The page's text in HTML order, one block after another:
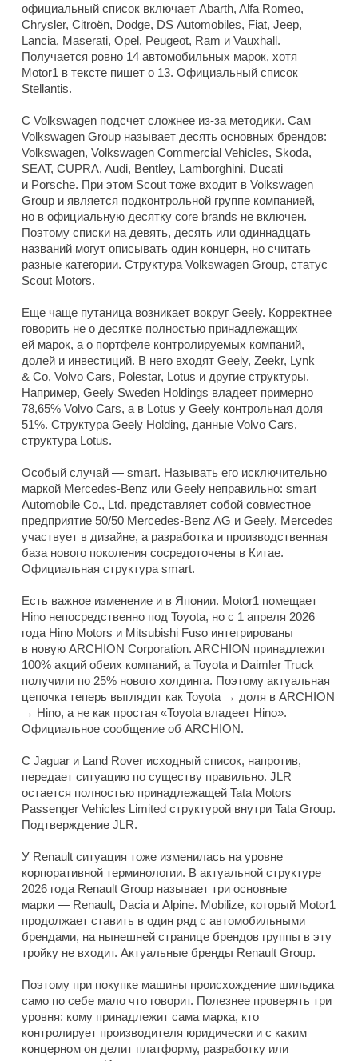
официальный список включает Abarth, Alfa Romeo,
Chrysler, Citroën, Dodge, DS Automobiles, Fiat, Jeep,
Lancia, Maserati, Opel, Peugeot, Ram и Vauxhall.
Получается ровно 14 автомобильных марок, хотя
Motor1 в тексте пишет о 13. Официальный список
Stellantis.
С Volkswagen подсчет сложнее из-за методики. Сам
Volkswagen Group называет десять основных брендов:
Volkswagen, Volkswagen Commercial Vehicles, Skoda,
SEAT, CUPRA, Audi, Bentley, Lamborghini, Ducati
и Porsche. При этом Scout тоже входит в Volkswagen
Group и является подконтрольной группе компанией,
но в официальную десятку core brands не включен.
Поэтому списки на девять, десять или одиннадцать
названий могут описывать один концерн, но считать
разные категории. Структура Volkswagen Group, статус
Scout Motors.
Еще чаще путаница возникает вокруг Geely. Корректнее
говорить не о десятке полностью принадлежащих
ей марок, а о портфеле контролируемых компаний,
долей и инвестиций. В него входят Geely, Zeekr, Lynk
& Co, Volvo Cars, Polestar, Lotus и другие структуры.
Например, Geely Sweden Holdings владеет примерно
78,65% Volvo Cars, а в Lotus у Geely контрольная доля
51%. Структура Geely Holding, данные Volvo Cars,
структура Lotus.
Особый случай — smart. Называть его исключительно
маркой Mercedes-Benz или Geely неправильно: smart
Automobile Co., Ltd. представляет собой совместное
предприятие 50/50 Mercedes-Benz AG и Geely. Mercedes
участвует в дизайне, а разработка и производственная
база нового поколения сосредоточены в Китае.
Официальная структура smart.
Есть важное изменение и в Японии. Motor1 помещает
Hino непосредственно под Toyota, но с 1 апреля 2026
года Hino Motors и Mitsubishi Fuso интегрированы
в новую ARCHION Corporation. ARCHION принадлежит
100% акций обеих компаний, а Toyota и Daimler Truck
получили по 25% нового холдинга. Поэтому актуальная
цепочка теперь выглядит как Toyota → доля в ARCHION
→ Hino, а не как простая «Toyota владеет Hino».
Официальное сообщение об ARCHION.
С Jaguar и Land Rover исходный список, напротив,
передает ситуацию по существу правильно. JLR
остается полностью принадлежащей Tata Motors
Passenger Vehicles Limited структурой внутри Tata Group.
Подтверждение JLR.
У Renault ситуация тоже изменилась на уровне
корпоративной терминологии. В актуальной структуре
2026 года Renault Group называет три основные
марки — Renault, Dacia и Alpine. Mobilize, который Motor1
продолжает ставить в один ряд с автомобильными
брендами, на нынешней странице брендов группы в эту
тройку не входит. Актуальные бренды Renault Group.
Поэтому при покупке машины происхождение шильдика
само по себе мало что говорит. Полезнее проверять три
уровня: кому принадлежит сама марка, кто
контролирует производителя юридически и с каким
концерном он делит платформу, разработку или